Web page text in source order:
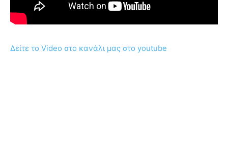
Δείτε το Video στο κανάλι μας στο youtube